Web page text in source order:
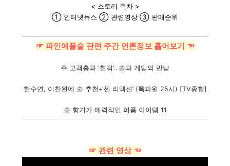
< 스토리 목차 >
① 인터넷뉴스 ② 관련영상 ③ 판매순위
☞ 파인애플술 관련 주간 언론정보 훑어보기 ☜
주 고객층과 '찰떡'...술과 게임의 만남
한수연, 이찬원에 술 추천+‘찐 리액션’ (톡파원 25시) [TV종합]
술 향기가 매력적인 퍼퓸 아이템 11
☞ 관련 영상 ☜